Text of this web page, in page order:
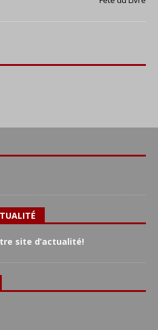
site d’actualité!